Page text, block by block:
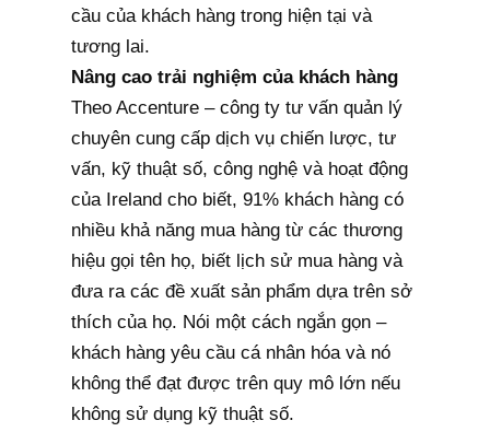
cầu của khách hàng trong hiện tại và
tương lai.
Nâng cao trải nghiệm của khách hàng
Theo Accenture – công ty tư vấn quản lý
chuyên cung cấp dịch vụ chiến lược, tư
vấn, kỹ thuật số, công nghệ và hoạt động
của Ireland cho biết, 91% khách hàng có
nhiều khả năng mua hàng từ các thương
hiệu gọi tên họ, biết lịch sử mua hàng và
đưa ra các đề xuất sản phẩm dựa trên sở
thích của họ. Nói một cách ngắn gọn –
khách hàng yêu cầu cá nhân hóa và nó
không thể đạt được trên quy mô lớn nếu
không sử dụng kỹ thuật số.